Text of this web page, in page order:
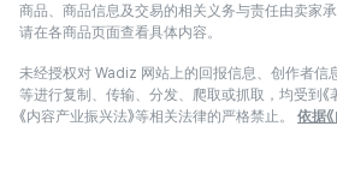
商品、商品信息及交易的相关义务与责任由卖家承
请在各商品页面查看具体内容。
未经授权对 Wadiz 网站上的回报信息、创作者信
等进行复制、传输、分发、爬取或抓取，均受到《著
《内容产业振兴法》等相关法律的严格禁止。
依据